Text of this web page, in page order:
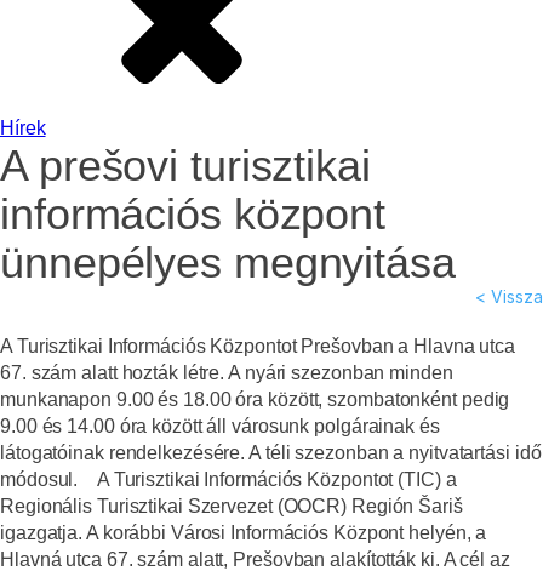
Hírek
A prešovi turisztikai
információs központ
ünnepélyes megnyitása
< Vissza
A Turisztikai Információs Központot Prešovban a Hlavna utca
67. szám alatt hozták létre. A nyári szezonban minden
munkanapon 9.00 és 18.00 óra között, szombatonként pedig
9.00 és 14.00 óra között áll városunk polgárainak és
látogatóinak rendelkezésére. A téli szezonban a nyitvatartási idő
módosul.
A Turisztikai Információs Központot (TIC) a
Regionális Turisztikai Szervezet (OOCR) Región Šariš
igazgatja. A korábbi Városi Információs Központ helyén, a
Hlavná utca 67. szám alatt, Prešovban alakították ki. A cél az